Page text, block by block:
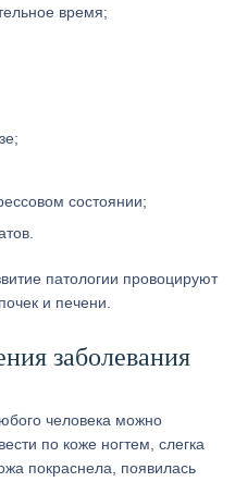
время;
состоянии;
патологии провоцируют
и печени.
заболевания
человека можно
по коже ногтем, слегка
покраснела, появилась